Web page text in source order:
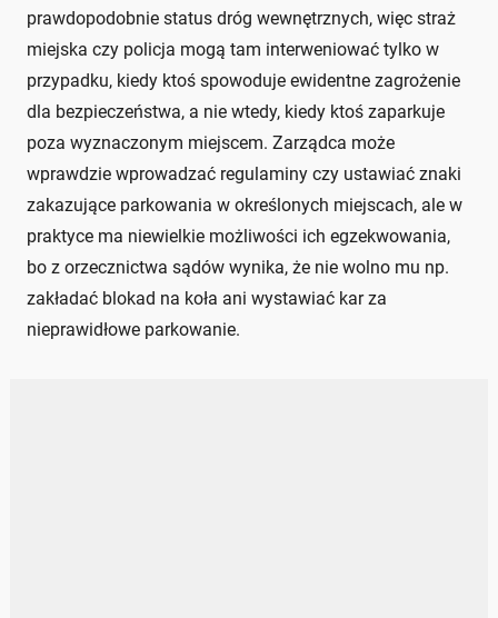
prawdopodobnie status dróg wewnętrznych, więc straż
miejska czy policja mogą tam interweniować tylko w
przypadku, kiedy ktoś spowoduje ewidentne zagrożenie
dla bezpieczeństwa, a nie wtedy, kiedy ktoś zaparkuje
poza wyznaczonym miejscem. Zarządca może
wprawdzie wprowadzać regulaminy czy ustawiać znaki
zakazujące parkowania w określonych miejscach, ale w
praktyce ma niewielkie możliwości ich egzekwowania,
bo z orzecznictwa sądów wynika, że nie wolno mu np.
zakładać blokad na koła ani wystawiać kar za
nieprawidłowe parkowanie.